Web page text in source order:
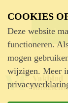
Advertentie
COOKIES
Deze website
functioneren.
mogen
wijzigen. Meer